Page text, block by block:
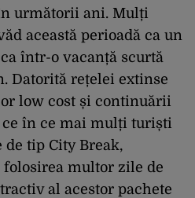
următorii ani. Mulți
această perioadă ca un
într-o vacanță scurtă
Datorită rețelei extinse
low cost și continuării
în ce mai mulți turiști
tip City Break,
folosirea multor zile de
al acestor pachete